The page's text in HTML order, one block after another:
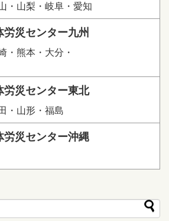
・山梨・岐阜・愛知
労災センター九州
・熊本・大分・
労災センター東北
・山形・福島
労災センター沖縄